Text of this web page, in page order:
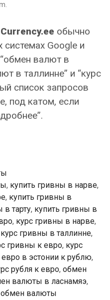
Currency.ee обычно
системах Google и
валют в
в таллинне” и “курс
список запросов
под катом, если
, купить гривны в нарве,
, купить гривны в
в тарту, купить гривны в
, курс гривны в нарве,
курс гривны в таллинне,
гривны к евро, курс
евро в эстонии к рублю,
рубля к евро, обмен
валюты в ласнамяэ,
обмен валюты